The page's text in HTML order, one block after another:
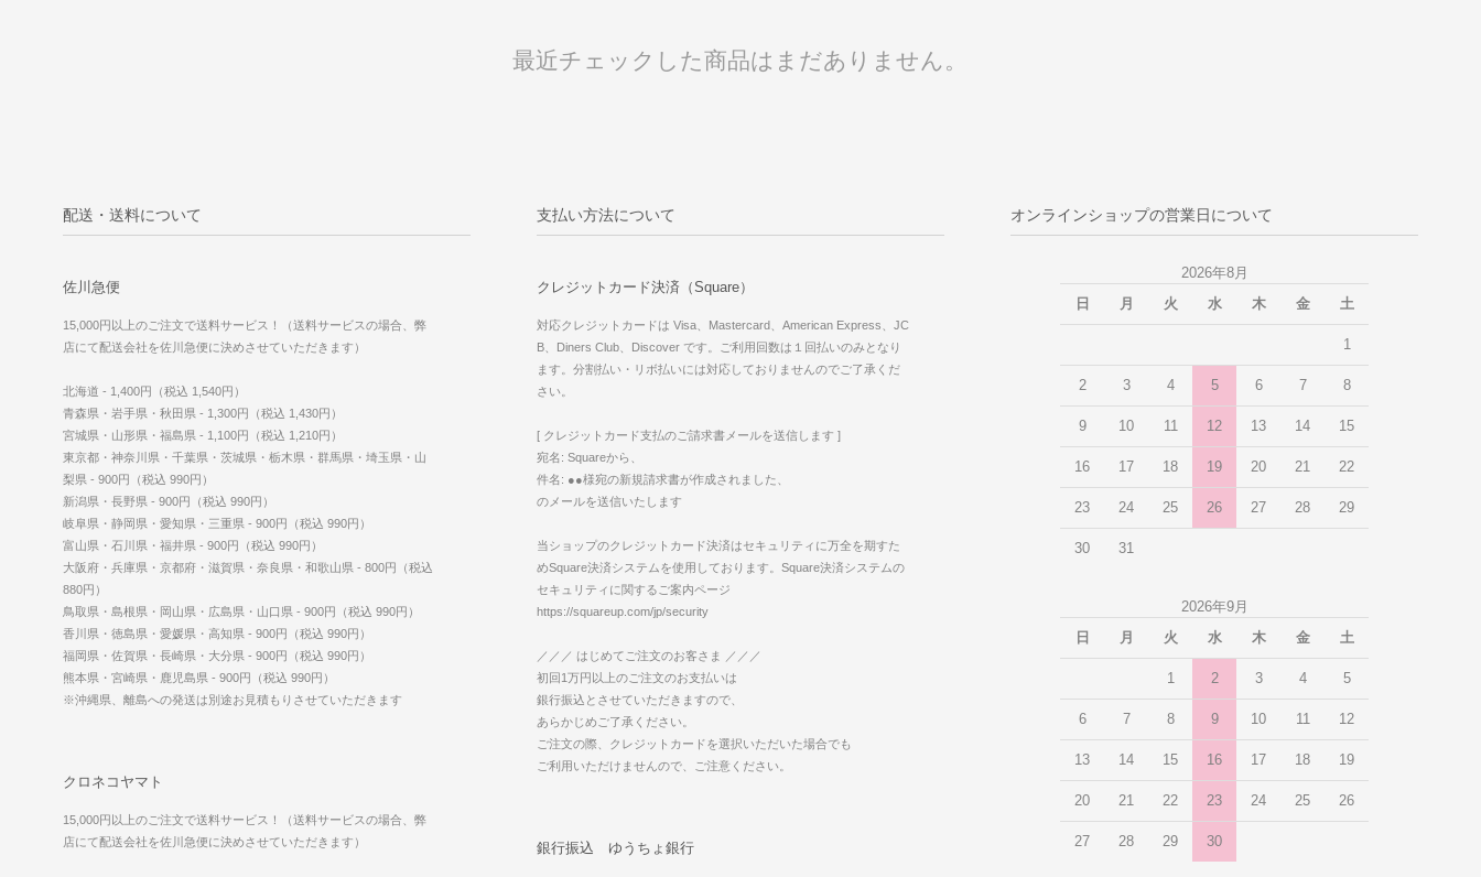
最近チェックした商品はまだありません。
配送・送料について
佐川急便
15,000円以上のご注文で送料サービス！（送料サービスの場合、弊
店にて配送会社を佐川急便に決めさせていただきます）
北海道 - 1,400円（税込 1,540円）
青森県・岩手県・秋田県 - 1,300円（税込 1,430円）
宮城県・山形県・福島県 - 1,100円（税込 1,210円）
東京都・神奈川県・千葉県・茨城県・栃木県・群馬県・埼玉県・山
梨県 - 900円（税込 990円）
新潟県・長野県 - 900円（税込 990円）
岐阜県・静岡県・愛知県・三重県 - 900円（税込 990円）
富山県・石川県・福井県 - 900円（税込 990円）
大阪府・兵庫県・京都府・滋賀県・奈良県・和歌山県 - 800円（税込
880円）
鳥取県・島根県・岡山県・広島県・山口県 - 900円（税込 990円）
香川県・徳島県・愛媛県・高知県 - 900円（税込 990円）
福岡県・佐賀県・長崎県・大分県 - 900円（税込 990円）
熊本県・宮崎県・鹿児島県 - 900円（税込 990円）
※沖縄県、離島への発送は別途お見積もりさせていただきます
クロネコヤマト
15,000円以上のご注文で送料サービス！（送料サービスの場合、弊
店にて配送会社を佐川急便に決めさせていただきます）
支払い方法について
クレジットカード決済（Square）
対応クレジットカードは Visa、Mastercard、American Express、JC
B、Diners Club、Discover です。ご利用回数は１回払いのみとなり
ます。分割払い・リボ払いには対応しておりませんのでご了承くだ
さい。
[ クレジットカード支払のご請求書メールを送信します ]
宛名: Squareから、
件名: ●●様宛の新規請求書が作成されました、
のメールを送信いたします
当ショップのクレジットカード決済はセキュリティに万全を期すた
めSquare決済システムを使用しております。Square決済システムの
セキュリティに関するご案内ページ
https://squareup.com/jp/security
／／／ はじめてご注文のお客さま ／／／
初回1万円以上のご注文のお支払いは
銀行振込とさせていただきますので、
あらかじめご了承ください。
ご注文の際、クレジットカードを選択いただいた場合でも
ご利用いただけませんので、ご注意ください。
銀行振込 ゆうちょ銀行
オンラインショップの営業日について
2026年8月
日
月 火 水 木 金 土
1
2 3 4 5 6 7 8
9 10 11 12 13 14 15
16 17 18 19 20 21 22
23 24 25 26 27 28 29
30 31
2026年9月
日
月 火 水 木 金 土
1 2 3 4 5
6 7 8 9 10 11 12
13 14 15 16 17 18 19
20 21 22 23 24 25 26
27 28 29 30